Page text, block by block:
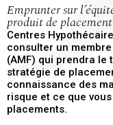
Emprunter sur
produit de
Centres
consulter un
(AMF) qui prendra le
stratégie de
connaissance des
risque et ce que
placements.